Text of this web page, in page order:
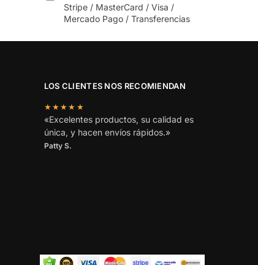
Stripe / MasterCard / Visa /
Mercado Pago / Transferencias
LOS CLIENTES NOS RECOMIENDAN
★★★★★
«Excelentes productos, su calidad es
única, y hacen envíos rápidos.»
Patty S.